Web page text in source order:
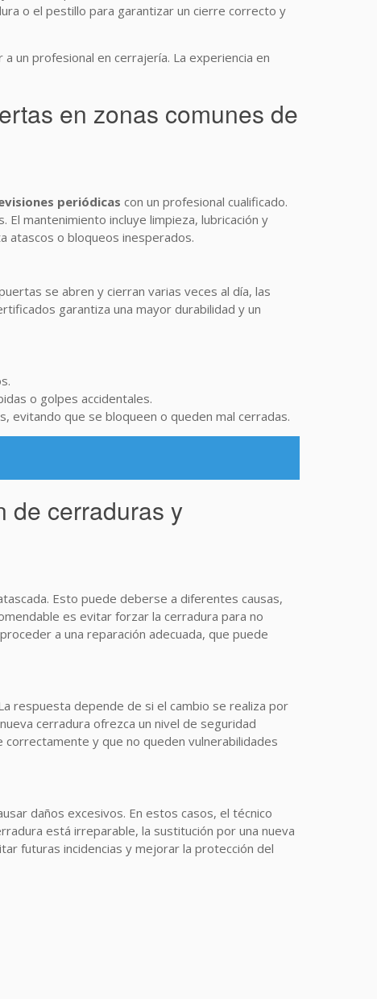
o el pestillo para garantizar un cierre correcto y
un profesional en cerrajería. La experiencia en
en zonas comunes de
periódicas con un profesional cualificado.
mantenimiento incluye limpieza, lubricación y
atascos o bloqueos inesperados.
se abren y cierran varias veces al día, las
garantiza una mayor durabilidad y un
o golpes accidentales.
evitando que se bloqueen o queden mal cerradas.
de cerraduras y
Esto puede deberse a diferentes causas,
es evitar forzar la cerradura para no
a una reparación adecuada, que puede
respuesta depende de si el cambio se realiza por
cerradura ofrezca un nivel de seguridad
y que no queden vulnerabilidades
daños excesivos. En estos casos, el técnico
está irreparable, la sustitución por una nueva
futuras incidencias y mejorar la protección del